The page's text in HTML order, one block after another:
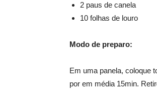
2 paus de canela
10 folhas de louro
Modo de preparo:
Em uma panela, coloque
por em média 15min.